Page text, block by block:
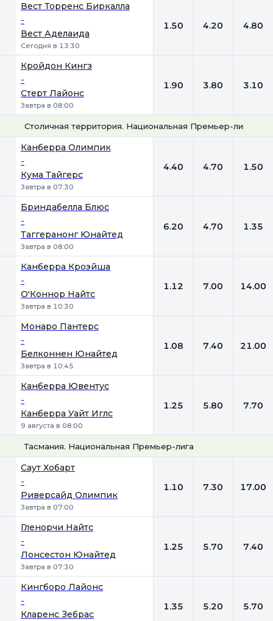
Вест Торренс Биркалла
-
Вест Аделаида
Сегодня в 13:30
1.50 4.20 4.80
Кройдон Кингз
-
Стерт Лайонс
Завтра в 08:00
1.90 3.80 3.10
Столичная территория. Национальная Премьер-лига
Канберра Олимпик
-
Кума Тайгерс
Завтра в 07:30
4.40 4.70 1.50
Бриндабелла Блюс
-
Таггеранонг Юнайтед
Завтра в 08:00
6.20 4.70 1.35
Канберра Кроэйша
-
О'Коннор Найтс
Завтра в 10:30
1.12 7.00 14.00
Монаро Пантерс
-
Белконнен Юнайтед
Завтра в 10:45
1.08 7.40 21.00
Канберра Ювентус
-
Канберра Уайт Иглс
9 августа в 08:00
1.25 5.80 7.70
Тасмания. Национальная Премьер-лига
Саут Хобарт
-
Риверсайд Олимпик
Завтра в 07:00
1.10 7.30 17.00
Гленорчи Найтс
-
Лонсестон Юнайтед
Завтра в 07:30
1.25 5.70 7.40
Кингборо Лайонс
-
Кларенс Зебрас
1.35 5.20 5.70